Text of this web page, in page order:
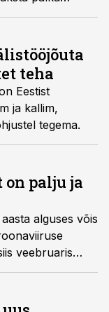
teha
Eestist
ja kallim,
tegema.
palju ja
alguses võis
veebruaris
tegevjuhi
ei ole
ka sel